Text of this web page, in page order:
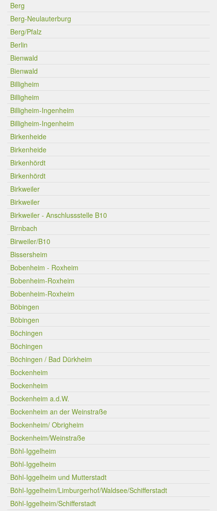
Berg
Berg-Neulauterburg
Berg/Pfalz
Berlin
Bienwald
Bienwald
Billigheim
Billigheim
Billigheim-Ingenheim
Billigheim-Ingenheim
Birkenheide
Birkenheide
Birkenhördt
Birkenhördt
Birkweiler
Birkweiler
Birkweiler - Anschlussstelle B10
Birnbach
Birweiler/B10
Bissersheim
Bobenheim - Roxheim
Bobenheim-Roxheim
Bobenheim-Roxheim
Böbingen
Böbingen
Böchingen
Böchingen
Böchingen / Bad Dürkheim
Bockenheim
Bockenheim
Bockenheim a.d.W.
Bockenheim an der Weinstraße
Bockenheim/ Obrigheim
Bockenheim/Weinstraße
Böhl-Iggelheim
Böhl-Iggelheim
Böhl-Iggelheim und Mutterstadt
Böhl-Iggelheim/Limburgerhof/Waldsee/Schifferstadt
Böhl-Iggelheim/Schifferstadt